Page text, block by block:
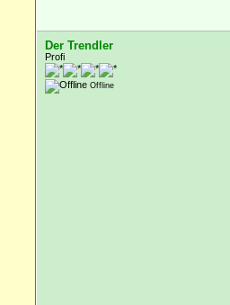
Der Trendler
Profi
Offline